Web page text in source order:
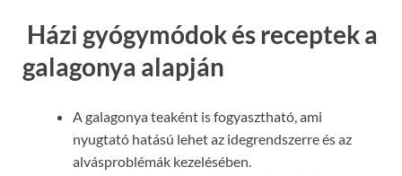
Házi gyógymódok és receptek a
galagonya alapján
A galagonya teaként is fogyasztható, ami
nyugtató hatású lehet az idegrendszerre és az
alvásproblémák kezelésében.